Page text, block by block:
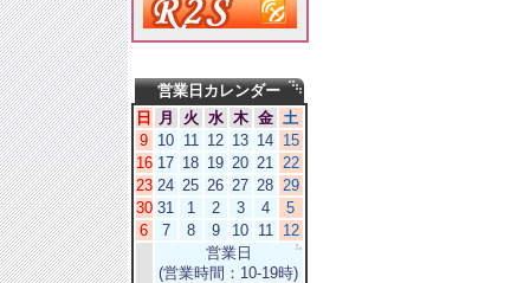
営業日カレンダー
日
月 火 水 木 金 土
9 10 11 12 13 14 15
16 17 18 19 20 21 22
23 24 25 26 27 28 29
30 31 1 2 3 4
5
6
7 8 9 10 11 12
営業日
(営業時間：10-19時)